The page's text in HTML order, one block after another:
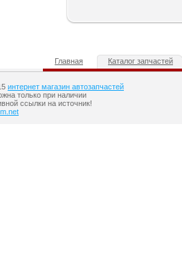
Главная Каталог запчастей
интернет магазин автозапчастей
только при наличии
ссылки на источник!